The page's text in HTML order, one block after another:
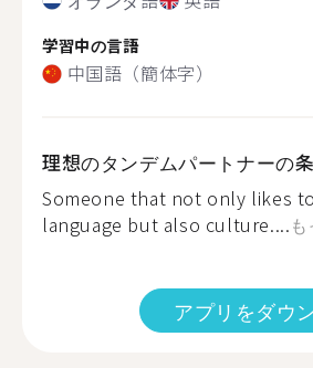
学習中の言語
中国語（簡体字）
理想のタンデムパートナーの
Someone that not only likes
language but also culture....
アプリをダウ